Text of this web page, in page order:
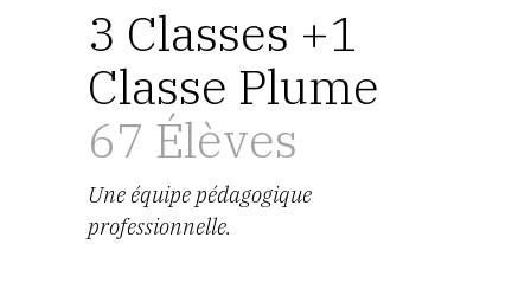
3 Classes +1
Classe Plume
67 Élèves
Une équipe pédagogique
professionnelle.